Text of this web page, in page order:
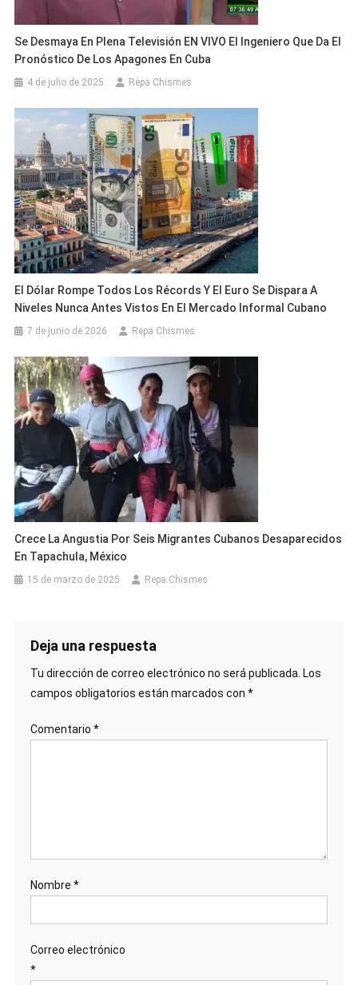
Se Desmaya En Plena Televisión EN VIVO El Ingeniero Que Da El
Pronóstico De Los Apagones En Cuba
4 de julio de 2025 Repa Chismes
El Dólar Rompe Todos Los Récords Y El Euro Se Dispara A
Niveles Nunca Antes Vistos En El Mercado Informal Cubano
7 de junio de 2026 Repa Chismes
Crece La Angustia Por Seis Migrantes Cubanos Desaparecidos
En Tapachula, México
15 de marzo de 2025 Repa Chismes
Deja una respuesta
Tu dirección de correo electrónico no será publicada. Los
campos obligatorios están marcados con *
Comentario *
Nombre *
Correo electrónico
*